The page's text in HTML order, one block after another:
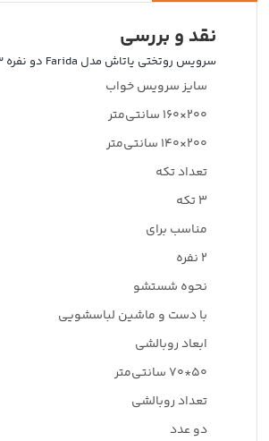
نقد و بررسی
سرویس روتختی یاتاش مدل Farida دو نفره 3 تکه
سایز سرویس خواب
۲۰۰×۱۶۰ سانتی‌متر
۲۰۰×۱۴۰ سانتی‌متر
تعداد تکه
3 تکه
مناسب برای
۲ نفره
نحوه شستشو
با دست و ماشین لباسشویی
ابعاد روبالشی
۵۰*۷۰ سانتی‌متر
تعداد روبالشی
دو عدد